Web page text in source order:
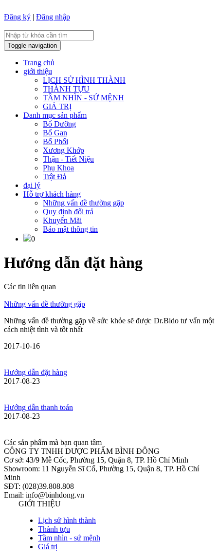
Đăng ký | Đăng nhập
Toggle navigation
Trang chủ
giới thiệu
LỊCH SỬ HÌNH THÀNH
THÀNH TỰU
TẦM NHÌN - SỨ MỆNH
GIÁ TRỊ
Danh mục sản phẩm
Bổ Dưỡng
Bổ Gan
Bổ Phổi
Xương Khớp
Thận - Tiết Niệu
Phụ Khoa
Trật Đả
đại lý
Hỗ trợ khách hàng
Những vấn đề thường gặp
Quy định đổi trả
Khuyến Mãi
Bảo mật thông tin
0
Hướng dẫn đặt hàng
Các tin liên quan
Những vấn đề thường gặp
Những vấn đề thường gặp về sức khỏe sẽ được Dr.Bido tư vấn một
cách nhiệt tình và tốt nhất
2017-10-16
Hướng dẫn đặt hàng
2017-08-23
Hướng dẫn thanh toán
2017-08-23
Các sản phẩm mà bạn quan tâm
CÔNG TY TNHH DƯỢC PHẨM BÌNH ĐÔNG
Cơ sở: 43/9 Mễ Cốc, Phường 15, Quận 8, TP. Hồ Chí Minh
Showroom: 11 Nguyễn Sĩ Cố, Phường 15, Quận 8, TP. Hồ Chí
Minh
SĐT: (028)39.808.808
Email: info@binhdong.vn
GIỚI THIỆU
Lịch sử hình thành
Thành tựu
Tầm nhìn - sứ mệnh
Giá trị